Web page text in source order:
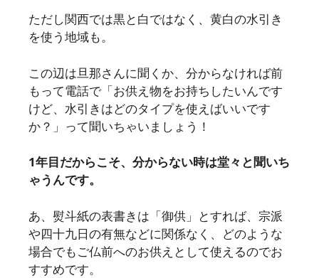
ただし関西では黒と白ではなく、黄白の水引き
を使う地域も。
この辺は旦那さんに聞くか、分からなければ前
もって電話で「お供え物をお持ちしたいんです
けど、水引きはどのタイプを使えばいいです
か？」って聞いちゃいましょう！
1年目だからこそ、分からない時は堂々と聞いち
ゃうんです。
あ、熨斗紙の表書きは「御供」とすれば、宗派
や四十九日の有無などに関係なく、どのような
場合でもご仏前へのお供えとして使えるのでお
すすめです。